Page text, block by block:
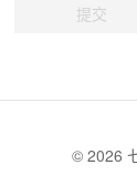
提交
© 2026